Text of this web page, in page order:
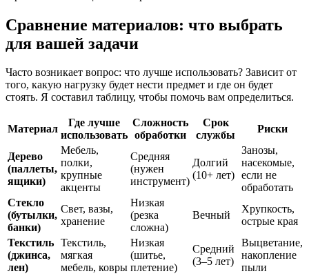
Сравнение материалов: что выбрать
для вашей задачи
Часто возникает вопрос: что лучше использовать? Зависит от
того, какую нагрузку будет нести предмет и где он будет
стоять. Я составил таблицу, чтобы помочь вам определиться.
Материал
Где лучше
использовать
Сложность
обработки
Срок
службы
Риски
Дерево
(паллеты,
ящики)
Мебель,
полки,
крупные
акценты
Средняя
(нужен
инструмент)
Долгий
(10+ лет)
Занозы,
насекомые,
если не
обработать
Стекло
(бутылки,
банки)
Свет, вазы,
хранение
Низкая
(резка
сложна)
Вечный
Хрупкость,
острые края
Текстиль
(джинса,
лен)
Текстиль,
мягкая
мебель, ковры
Низкая
(шитье,
плетение)
Средний
(3–5 лет)
Выцветание,
накопление
пыли